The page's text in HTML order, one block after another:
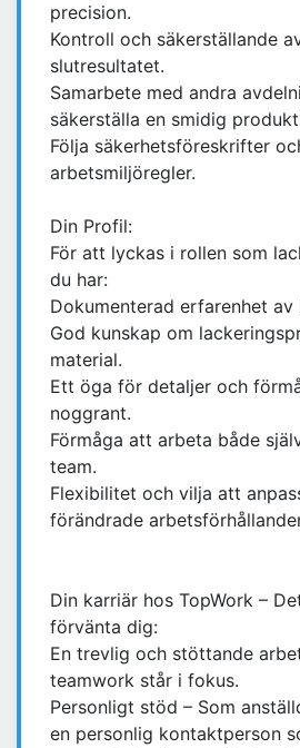
precision.
Kontroll och säkerställande
slutresultatet.
Samarbete med andra
säkerställa en smidig
Följa säkerhetsföreskrifter
arbetsmiljöregler.
Din Profil:
För att lyckas i rollen som
du har:
Dokumenterad erfarenhet av
God kunskap om
material.
Ett öga för detaljer och
noggrant.
Förmåga att arbeta både
team.
Flexibilitet och vilja att
förändrade
Din karriär hos TopWork –
förvänta dig:
En trevlig och stöttande
teamwork står i fokus.
Personligt stöd – Som
en personlig kontaktperson